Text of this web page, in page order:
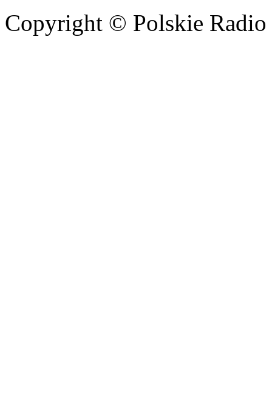
Copyright © Polskie